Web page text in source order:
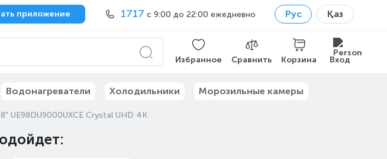
приложение 1717 с 9:00 до 22:00 ежедневно Рус Қаз
Избранное Сравнить Корзина Вход
Водонагреватели Холодильники Морозильные камеры
UE98DU9000UXCE Crystal UHD 4K